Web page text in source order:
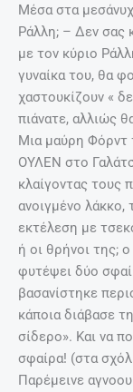
Μέσα στα
Ράλλη; – Δεν σας
με τον κύριο
γυναίκα του, θα
χαστουκίζουν «
πιάνατε, αλλιώς
Μια μαύρη Φόρντ
ΟΥΛΕΝ στο
κλαίγοντας τους
ανοιγμένο λάκκο,
εκτέλεση με
ή οι θρήνοι της;
φυτέψει δύο
βασανίστηκε
κάποια διάβασε
σίδερο». Και να
σφαίρα! (στα
Παρέμεινε